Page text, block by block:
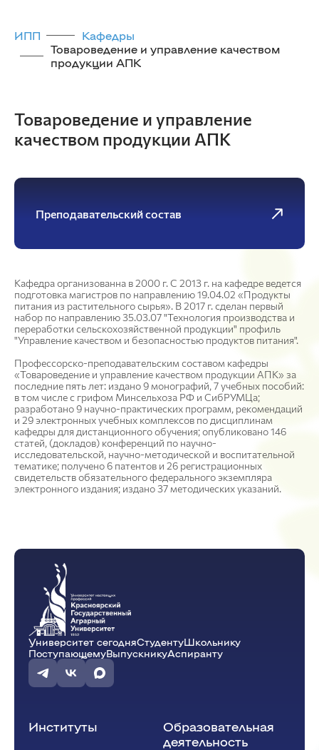
ИПП
Кафедры
Товароведение и управление качеством
продукции АПК
Товароведение и управление
качеством продукции АПК
Преподавательский состав
Кафедра организованна в 2000 г. С 2013 г. на кафедре ведется
подготовка магистров по направлению 19.04.02 «Продукты
питания из растительного сырья». В 2017 г. сделан первый
набор по направлению 35.03.07 "Технология производства и
переработки сельскохозяйственной продукции" профиль
"Управление качеством и безопасностью продуктов питания".
Профессорско-преподавательским составом кафедры
«Товароведение и управление качеством продукции АПК» за
последние пять лет: издано 9 монографий, 7 учебных пособий:
в том числе с грифом Минсельхоза РФ и СибРУМЦа;
разработано 9 научно-практических программ, рекомендаций
и 29 электронных учебных комплексов по дисциплинам
кафедры для дистанционного обучения; опубликовано 146
статей, (докладов) конференций по научно-
исследовательской, научно-методической и воспитательной
тематике; получено 6 патентов и 26 регистрационных
свидетельств обязательного федерального экземпляра
электронного издания; издано 37 методических указаний.
Университет сегодняСтудентуШкольнику
ПоступающемуВыпускникуАспиранту
Институты
Образовательная
деятельность